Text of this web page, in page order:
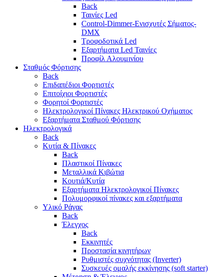
Back
Ταινίες Led
Control-Dimmer-Ενισχυτές Σήματος-
DMX
Τροφοδοτικά Led
Εξαρτήματα Led Ταινίες
Προφίλ Αλουμινίου
Σταθμός Φόρτισης
Back
Επιδαπέδιοι Φορτιστές
Επιτoίχιοι Φορτιστές
Φορητοί Φορτιστές
Ηλεκτρολογικοί Πίνακες Ηλεκτρικού Οχήματος
Εξαρτήματα Σταθμού Φόρτισης
Ηλεκτρολογικά
Back
Κυτία & Πίνακες
Back
Πλαστικοί Πίνακες
Μεταλλικά Κιβώτια
Κουτιά/Κυτία
Εξαρτήματα Ηλεκτρολογικοί Πίνακες
Πολυμορφικοί πίνακες και εξαρτήματα
Υλικό Ράγας
Back
Έλεγχος
Back
Εκκινητές
Προστασία κινητήρων
Ρυθμιστές συχνότητας (Inverter)
Συσκευές ομαλής εκκίνησης (soft starter)